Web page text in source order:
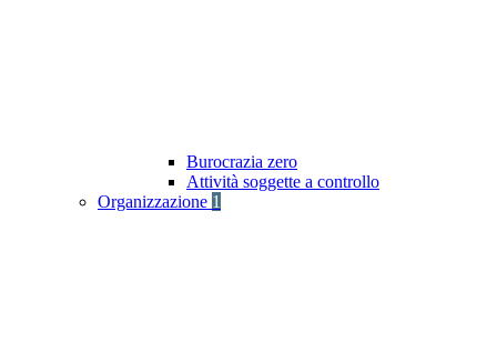
Burocrazia zero
Attività soggette a controllo
Organizzazione 1